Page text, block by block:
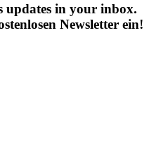
updates in your inbox.
Newsletter ein!